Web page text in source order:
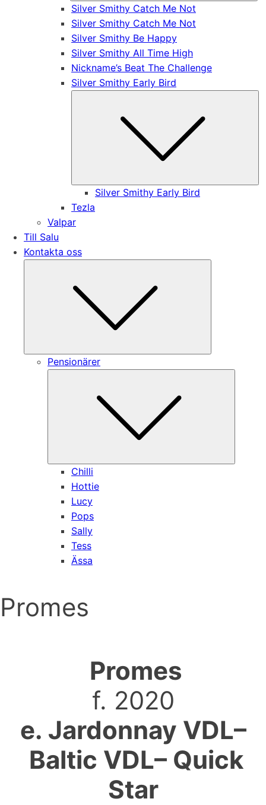
Silver Smithy Catch Me Not
Silver Smithy Catch Me Not
Silver Smithy Be Happy
Silver Smithy All Time High
Nickname’s Beat The Challenge
Silver Smithy Early Bird
Silver Smithy Early Bird
Tezla
Valpar
Till Salu
Kontakta oss
Pensionärer
Chilli
Hottie
Lucy
Pops
Sally
Tess
Ässa
Promes
Promes
f. 2020
e. Jardonnay VDL–
Baltic VDL– Quick
Star